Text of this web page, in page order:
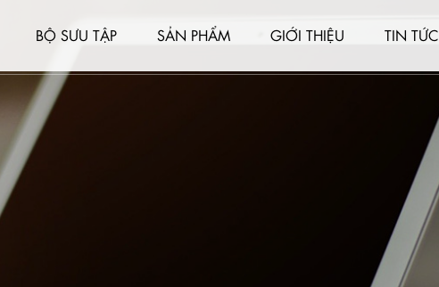
BỘ SƯU TẬP SẢN PHẨM GIỚI THIỆU TIN TỨC